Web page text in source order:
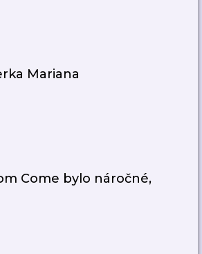
Mariana
Come bylo náročné,